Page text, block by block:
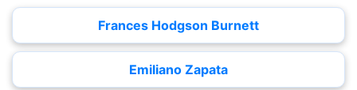
Frances Hodgson Burnett
Emiliano Zapata